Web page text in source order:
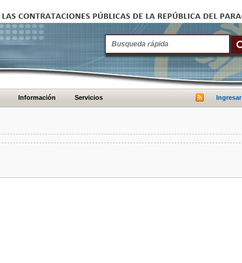
Información Servicios Ingresar